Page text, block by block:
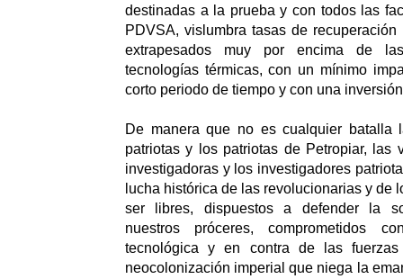
destinadas a la prueba y con todos las
PDVSA, vislumbra tasas de
extrapesados muy por encima de
tecnologías térmicas, con un mínimo
corto periodo de tiempo y con una
De manera que no es cualquier batalla
patriotas y los patriotas de Petropiar, las
investigadoras y los investigadores
lucha histórica de las revolucionarias y de
ser libres, dispuestos a defender la
nuestros próceres, comprometidos
tecnológica y en contra de las
neocolonización imperial que niega la